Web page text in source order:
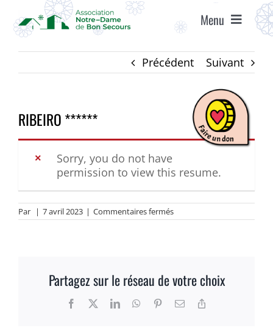
contenu
Menu
ACCUEIL
ÉTABLISSEMENTS
VIE ASSOCIATIVE
AGENDA
ACCÈS ET CONTACT
Précédent Suivant
RIBEIRO ******
Sorry, you do not have
permission to view this resume.
Par | 7 avril 2023 | Commentaires ferméssur
RIBEIRO
Partagez sur le réseau de votre choix
Facebook LinkedInWhatsApp
PinterestEmail